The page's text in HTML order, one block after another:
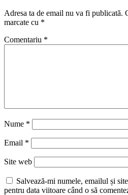
Adresa ta de email nu va fi publicată.
marcate cu *
Comentariu *
Nume *
Email *
Site web
Salvează-mi numele, emailul și
pentru data viitoare când o să